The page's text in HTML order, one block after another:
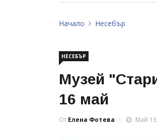
Начало Несебър
НЕСЕБЪР
Музей
16 май
От Елена Фотева Май